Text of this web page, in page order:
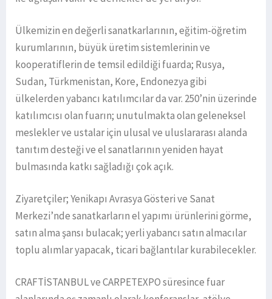
Ülkemizin en değerli sanatkarlarının, eğitim-öğretim
kurumlarının, büyük üretim sistemlerinin ve
kooperatiflerin de temsil edildiği fuarda; Rusya,
Sudan, Türkmenistan, Kore, Endonezya gibi
ülkelerden yabancı katılımcılar da var. 250’nin üzerinde
katılımcısı olan fuarın; unutulmakta olan geleneksel
meslekler ve ustalar için ulusal ve uluslararası alanda
tanıtım desteği ve el sanatlarının yeniden hayat
bulmasında katkı sağladığı çok açık.
Ziyaretçiler; Yenikapı Avrasya Gösteri ve Sanat
Merkezi’nde sanatkarların el yapımı ürünlerini görme,
satın alma şansı bulacak; yerli yabancı satın almacılar
toplu alımlar yapacak, ticari bağlantılar kurabilecekler.
CRAFTİSTANBUL ve CARPETEXPO süresince fuar